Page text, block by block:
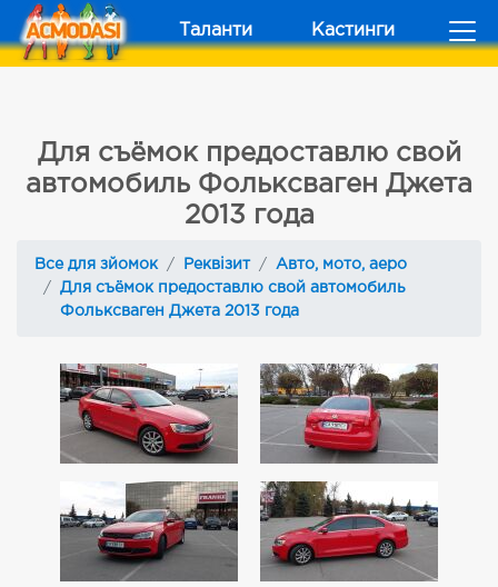
Таланти Кастинги
Для съёмок предоставлю свой
автомобиль Фольксваген Джета
2013 года
Все для зйомок Реквізит
Авто, мото, аеро
Для съёмок предоставлю свой автомобиль
Фольксваген Джета 2013 года